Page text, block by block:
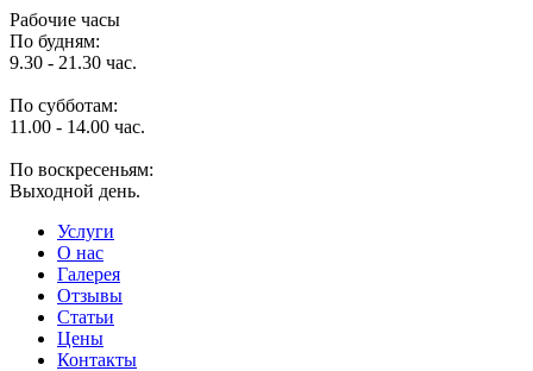
Рабочие часы
По будням:
9.30 - 21.30 час.
По субботам:
11.00 - 14.00 час.
По воскресеньям:
Выходной день.
Услуги
O нас
Галерея
Отзывы
Статьи
Цены
Контакты